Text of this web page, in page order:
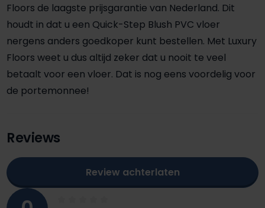
Floors de laagste prijsgarantie van Nederland. Dit
houdt in dat u een Quick-Step Blush PVC vloer
nergens anders goedkoper kunt bestellen. Met Luxury
Floors weet u dus altijd zeker dat u nooit te veel
betaalt voor een vloer. Dat is nog eens voordelig voor
de portemonnee!
Reviews
Review achterlaten